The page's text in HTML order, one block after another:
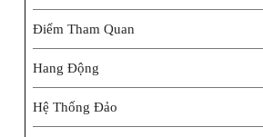
Điểm Tham Quan
Hang Động
Hệ Thống Đảo